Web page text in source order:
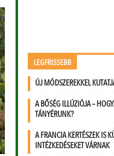
LEGFRISSEBB
ÚJ MÓDSZEREKKEL
A BŐSÉG ILLÚZIÓJA –
TÁNYÉRUNK?
A FRANCIA KERTÉSZEK IS
INTÉZKEDÉSEKET VÁRNAK